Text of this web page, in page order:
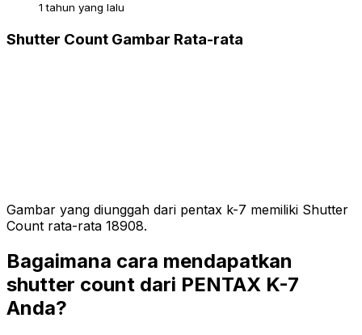
1 tahun yang lalu
Shutter Count Gambar Rata-rata
Gambar yang diunggah dari pentax k-7 memiliki Shutter
Count rata-rata 18908.
Bagaimana cara mendapatkan
shutter count dari PENTAX K-7
Anda?